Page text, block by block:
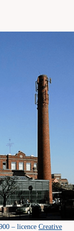
– licence Creative